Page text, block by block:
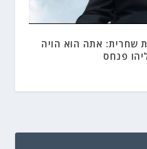
תפילת שחרית: אתה הוא הויה
פנחס